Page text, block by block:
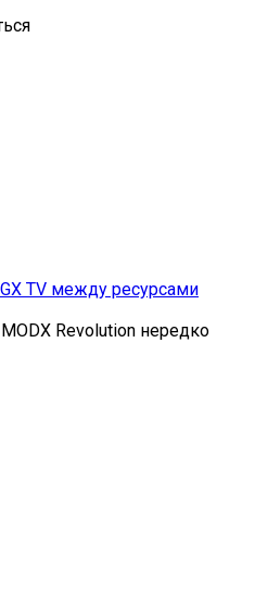
TV между ресурсами
Revolution нередко